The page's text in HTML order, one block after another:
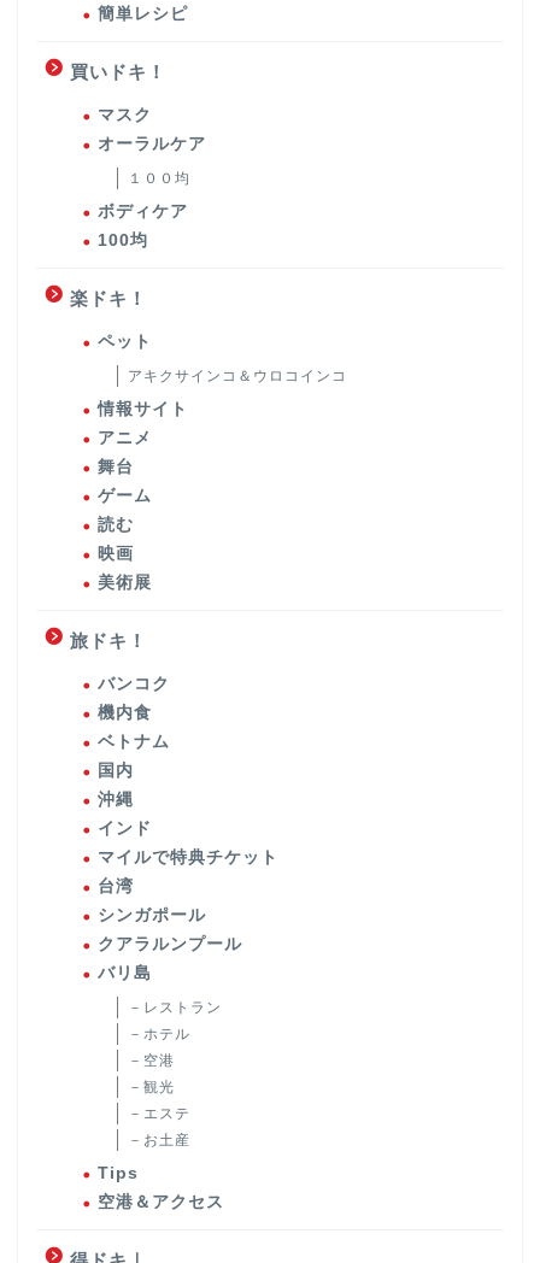
簡単レシピ
買いドキ！
マスク
オーラルケア
１００均
ボディケア
100均
楽ドキ！
ペット
アキクサインコ＆ウロコインコ
情報サイト
アニメ
舞台
ゲーム
読む
映画
美術展
旅ドキ！
バンコク
機内食
ベトナム
国内
沖縄
インド
マイルで特典チケット
台湾
シンガポール
クアラルンプール
バリ島
－レストラン
－ホテル
－空港
－観光
－エステ
－お土産
Tips
空港＆アクセス